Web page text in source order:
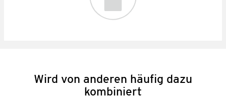
Wird von anderen häufig dazu
kombiniert